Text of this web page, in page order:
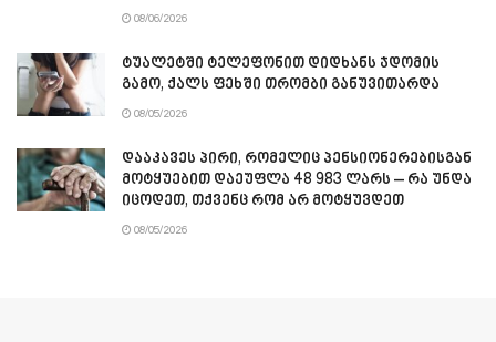
08/06/2026
ტუალეტში ტელეფონით დიდხანს ჯდომის
გამო, ქალს ფეხში თრომბი განუვითარდა
08/05/2026
დააკავეს პირი, რომელიც პენსიონერებისგან
მოტყუებით დაეუფლა 48 983 ლარს – რა უნდა
იცოდეთ, თქვენც რომ არ მოტყუვდეთ
08/05/2026